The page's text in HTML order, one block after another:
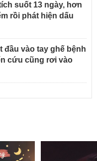
suốt 13 ngày, hơn
rồi phát hiện dấu
đầu vào tay ghế bệnh
cứu cũng rơi vào